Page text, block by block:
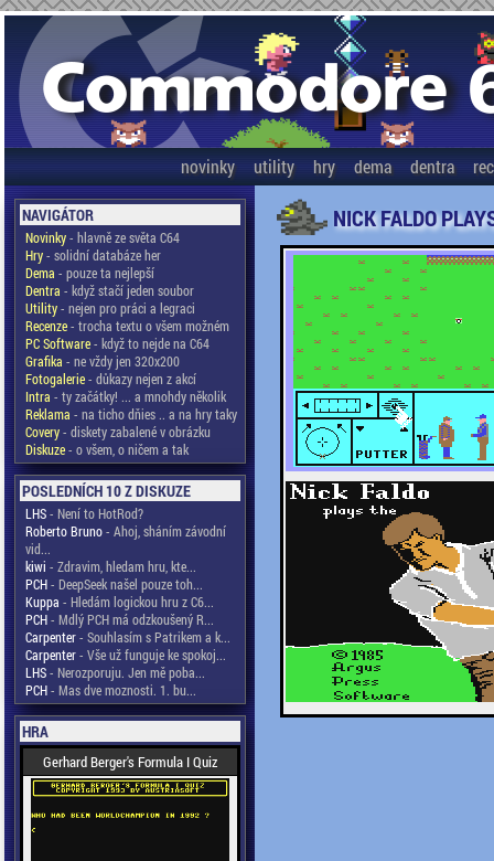
novinky utility hry dema dentra
NAVIGÁTOR
Novinky- hlavně ze světa C64
Hry- solidní databáze her
Dema - pouze ta nejlepší
Dentra - když stačí jeden soubor
Utility- nejen pro práci a legraci
Recenze- trocha textu o všem možném
PC Software- když to nejde na C64
Grafika - ne vždy jen 320x200
Fotogalerie- důkazy nejen z akcí
Intra - ty začátky! ... a mnohdy několik
Reklama - na ticho dňies .. a na hry taky
Covery- diskety zabalené v obrázku
Diskuze- o všem, o ničem a tak
POSLEDNÍCH 10 Z DISKUZE
LHS- Není to HotRod?
Roberto Bruno- Ahoj, sháním závodní
vid...
kiwi - Zdravim, hledam hru, kte...
PCH- DeepSeek našel pouze toh...
Kuppa - Hledám logickou hru z C6...
PCH- Mdlý PCH má odzkoušený R...
Carpenter- Souhlasím s Patrikem a k...
Carpenter- Vše už funguje ke spokoj...
LHS- Nerozporuju. Jen mě poba...
PCH- Mas dve moznosti. 1. bu...
HRA
Gerhard Berger's Formula I Quiz
NICK FALDO